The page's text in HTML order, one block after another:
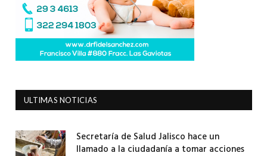
ULTIMAS NOTICIAS
Secretaría de Salud Jalisco hace un
llamado a la ciudadanía a tomar acciones